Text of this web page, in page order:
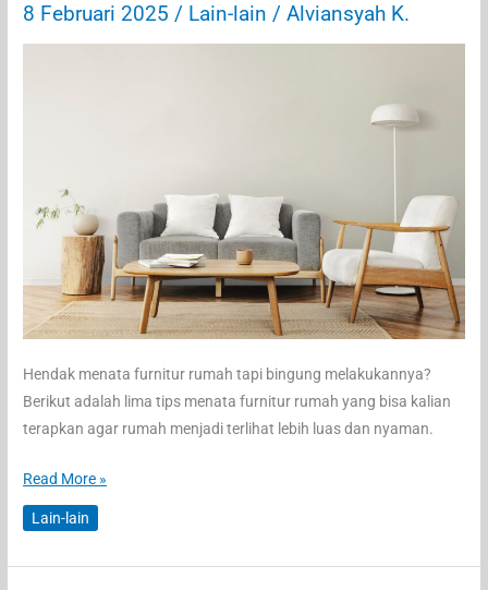
8 Februari 2025/ Lain-lain /Alviansyah K.
Hendak menata furnitur rumah tapi bingung melakukannya?
Berikut adalah lima tips menata furnitur rumah yang bisa kalian
terapkan agar rumah menjadi terlihat lebih luas dan nyaman.
5
Tips
Menata
Read More »
Lain-lain